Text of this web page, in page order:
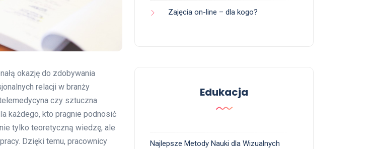
okazję do zdobywania
relacji w branży
czy sztuczna
każdego, kto pragnie podnosić
tylko teoretyczną wiedzę, ale
Dzięki temu, pracownicy
Zajęcia on-line – dla kogo?
Edukacja
Najlepsze Metody Nauki dla Wizualnych